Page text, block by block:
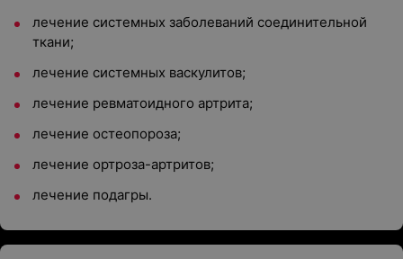
лечение системных заболеваний соединительной
ткани;
лечение системных васкулитов;
лечение ревматоидного артрита;
лечение остеопороза;
лечение ортроза-артритов;
лечение подагры.